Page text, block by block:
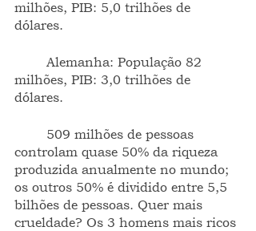
milhões, PIB: 5,0 trilhões de
dólares.
milhões, PIB: 3,0 trilhões de
dólares.
controlam quase 50% da riqueza
produzida anualmente no mundo;
os outros 50% é dividido entre 5,5
bilhões de pessoas. Quer mais
crueldade? Os 3 homens mais ricos